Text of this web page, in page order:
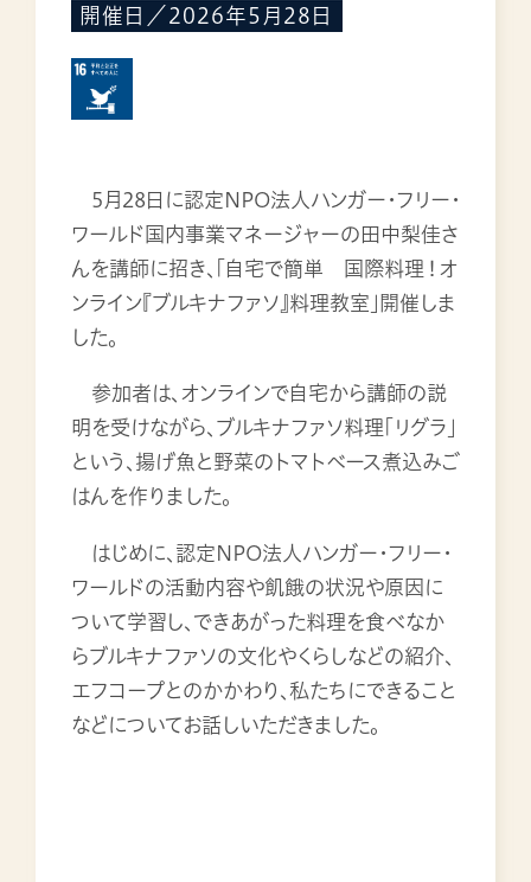
開催日／2026年5月28日
5月28日に認定NPO法人ハンガー・フリー・
ワールド国内事業マネージャーの田中梨佳さ
んを講師に招き、「自宅で簡単 国際料理！オ
ンライン『ブルキナファソ』料理教室」開催しま
した。
参加者は、オンラインで自宅から講師の説
明を受けながら、ブルキナファソ料理「リグラ」
という、揚げ魚と野菜のトマトベース煮込みご
はんを作りました。
はじめに、認定NPO法人ハンガー・フリー・
ワールドの活動内容や飢餓の状況や原因に
ついて学習し、できあがった料理を食べなか
らブルキナファソの文化やくらしなどの紹介、
エフコープとのかかわり、私たちにできること
などについてお話しいただきました。